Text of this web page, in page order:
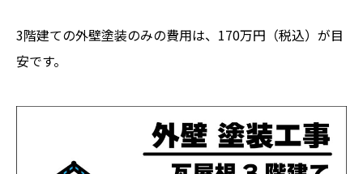
3階建ての外壁塗装のみの費用は、170万円（税込）が目
安です。